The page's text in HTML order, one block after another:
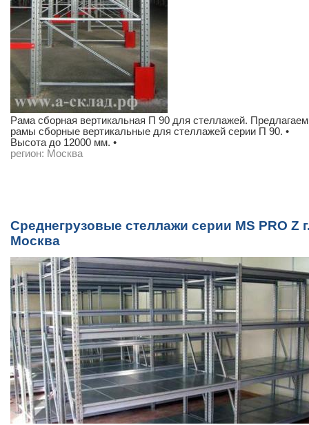
Рама сборная вертикальная П 90 для стеллажей. Предлагаем
рамы сборные вертикальные для стеллажей серии П 90. •
Высота до 12000 мм. •
регион: Москва
Среднегрузовые стеллажи серии MS PRO Z
Москва